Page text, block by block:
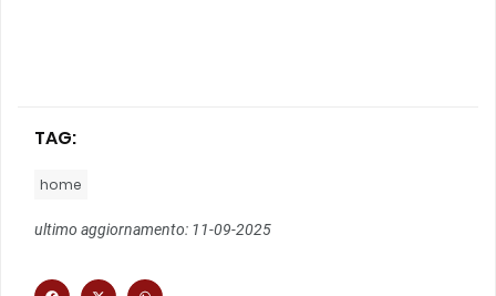
TAG:
home
ultimo aggiornamento: 11-09-2025